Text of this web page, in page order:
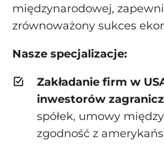
międzynarodowej,
zrównoważony sukces
Nasze specjalizacje:
Zakładanie firm w
inwestorów
spółek, umowy
zgodność z